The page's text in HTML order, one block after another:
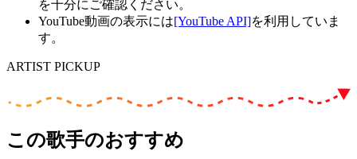
を十分にご確認ください。
YouTube動画の表示には[YouTube API]を利用していま
す。
ARTIST PICKUP
この歌手のおすすめ